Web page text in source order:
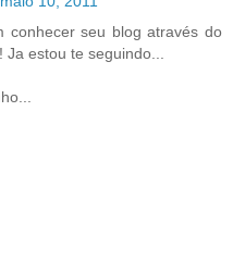
conhecer seu blog através do
Ja estou te seguindo...